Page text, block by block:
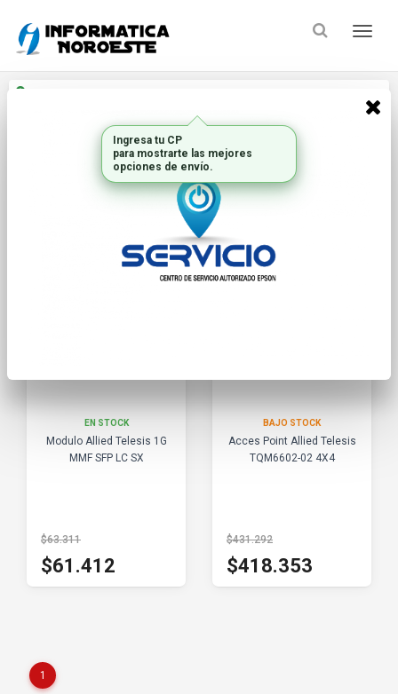
ALLIED TELESIS
EN STOCK
Modulo Allied Telesis 1G
MMF SFP LC SX
$63.311
$61.412
¡ULTIMA UNIDAD!
BAJO STOCK
Acces Point Allied Telesis
TQM6602-02 4X4
$431.292
$418.353
1
Ingresa tu CP
para mostrarte las mejores
opciones de envío.